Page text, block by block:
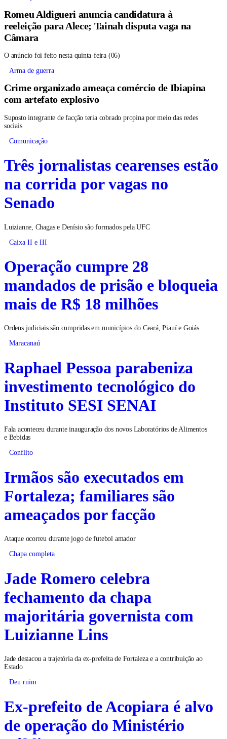
Romeu Aldigueri anuncia candidatura à
reeleição para Alece; Tainah disputa vaga na
Câmara
O anúncio foi feito nesta quinta-feira (06)
Arma de guerra
Crime organizado ameaça comércio de Ibiapina
com artefato explosivo
Suposto integrante de facção teria cobrado propina por meio das redes
sociais
Comunicação
Três jornalistas cearenses estão
na corrida por vagas no
Senado
Luizianne, Chagas e Denísio são formados pela UFC
Caixa II e III
Operação cumpre 28
mandados de prisão e bloqueia
mais de R$ 18 milhões
Ordens judiciais são cumpridas em municípios do Ceará, Piauí e Goiás
Maracanaú
Raphael Pessoa parabeniza
investimento tecnológico do
Instituto SESI SENAI
Fala aconteceu durante inauguração dos novos Laboratórios de Alimentos
e Bebidas
Conflito
Irmãos são executados em
Fortaleza; familiares são
ameaçados por facção
Ataque ocorreu durante jogo de futebol amador
Chapa completa
Jade Romero celebra
fechamento da chapa
majoritária governista com
Luizianne Lins
Jade destacou a trajetória da ex-prefeita de Fortaleza e a contribuição ao
Estado
Deu ruim
Ex-prefeito de Acopiara é alvo
de operação do Ministério